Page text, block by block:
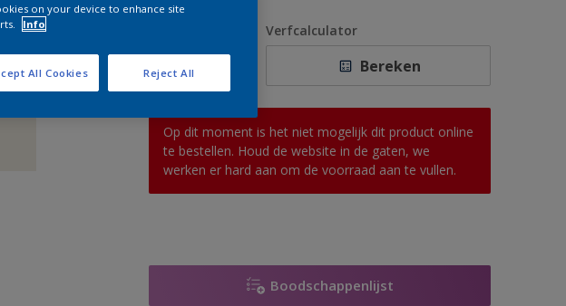
Verfcalculator
Bereken
Op dit moment is het niet mogelijk dit product online
te bestellen. Houd de website in de gaten, we
werken er hard aan om de voorraad aan te vullen.
Boodschappenlijst
on your device to enhance site
Info
Reject All
All Cookies